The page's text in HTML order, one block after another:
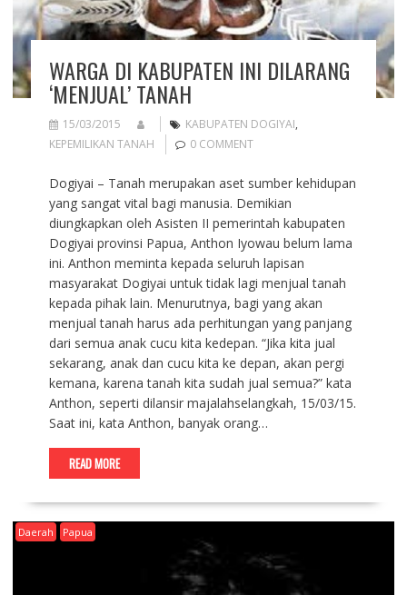
WARGA DI KABUPATEN INI DILARANG
‘MENJUAL’ TANAH
15/03/2015 KABUPATEN DOGIYAI,
KEPEMILIKAN TANAH
0 COMMENT
Dogiyai – Tanah merupakan aset sumber kehidupan
yang sangat vital bagi manusia. Demikian
diungkapkan oleh Asisten II pemerintah kabupaten
Dogiyai provinsi Papua, Anthon Iyowau belum lama
ini. Anthon meminta kepada seluruh lapisan
masyarakat Dogiyai untuk tidak lagi menjual tanah
kepada pihak lain. Menurutnya, bagi yang akan
menjual tanah harus ada perhitungan yang panjang
dari semua anak cucu kita kedepan. “Jika kita jual
sekarang, anak dan cucu kita ke depan, akan pergi
kemana, karena tanah kita sudah jual semua?” kata
Anthon, seperti dilansir majalahselangkah, 15/03/15.
Saat ini, kata Anthon, banyak orang…
READ MORE
Daerah Papua